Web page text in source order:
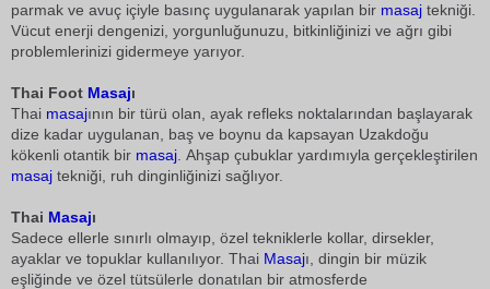
parmak ve avuç içiyle basınç uygulanarak yapılan bir masaj tekniği.
Vücut enerji dengenizi, yorgunluğunuzu, bitkinliğinizi ve ağrı gibi
problemlerinizi gidermeye yarıyor.
Thai Foot Masajı
Thai masajının bir türü olan, ayak refleks noktalarından başlayarak
dize kadar uygulanan, baş ve boynu da kapsayan Uzakdoğu
kökenli otantik bir masaj . Ahşap çubuklar yardımıyla gerçekleştirilen
masaj tekniği, ruh dinginliğinizi sağlıyor.
Thai Masajı
Sadece ellerle sınırlı olmayıp, özel tekniklerle kollar, dirsekler,
ayaklar ve topuklar kullanılıyor. Thai Masajı, dingin bir müzik
eşliğinde ve özel tütsülerle donatılan bir atmosferde